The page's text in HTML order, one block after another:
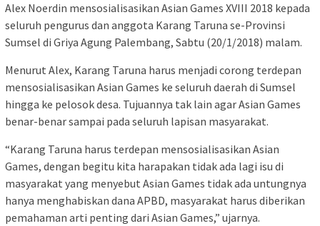
Alex Noerdin mensosialisasikan Asian Games XVIII 2018 kepada
seluruh pengurus dan anggota Karang Taruna se-Provinsi
Sumsel di Griya Agung Palembang, Sabtu (20/1/2018) malam.
Menurut Alex, Karang Taruna harus menjadi corong terdepan
mensosialisasikan Asian Games ke seluruh daerah di Sumsel
hingga ke pelosok desa. Tujuannya tak lain agar Asian Games
benar-benar sampai pada seluruh lapisan masyarakat.
“Karang Taruna harus terdepan mensosialisasikan Asian
Games, dengan begitu kita harapakan tidak ada lagi isu di
masyarakat yang menyebut Asian Games tidak ada untungnya
hanya menghabiskan dana APBD, masyarakat harus diberikan
pemahaman arti penting dari Asian Games,” ujarnya.